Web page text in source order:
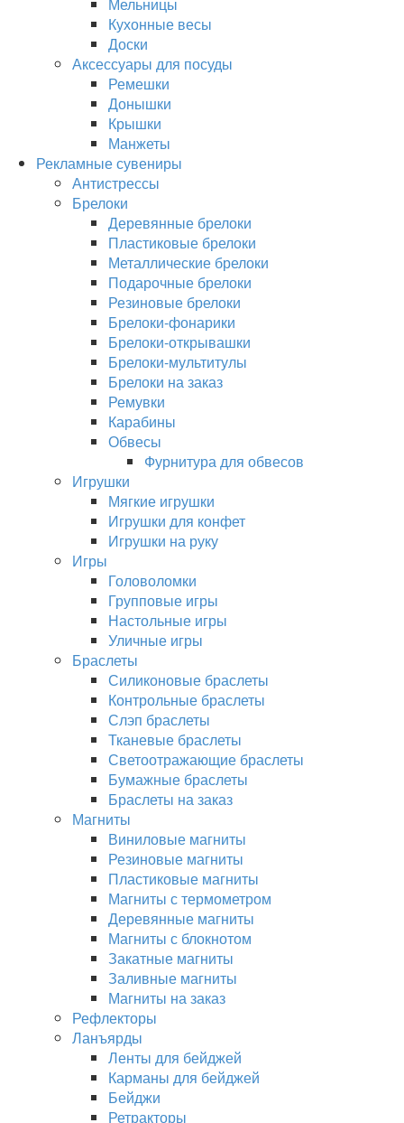
Кухонные весы
Доски
Аксессуары для посуды
Ремешки
Донышки
Крышки
Манжеты
Рекламные сувениры
Антистрессы
Брелоки
Деревянные брелоки
Пластиковые брелоки
Металлические брелоки
Подарочные брелоки
Резиновые брелоки
Брелоки-фонарики
Брелоки-открывашки
Брелоки-мультитулы
Брелоки на заказ
Ремувки
Карабины
Обвесы
Фурнитура для обвесов
Игрушки
Мягкие игрушки
Игрушки для конфет
Игрушки на руку
Игры
Головоломки
Групповые игры
Настольные игры
Уличные игры
Браслеты
Силиконовые браслеты
Контрольные браслеты
Слэп браслеты
Тканевые браслеты
Светоотражающие браслеты
Бумажные браслеты
Браслеты на заказ
Магниты
Виниловые магниты
Резиновые магниты
Пластиковые магниты
Магниты с термометром
Деревянные магниты
Магниты с блокнотом
Закатные магниты
Заливные магниты
Магниты на заказ
Рефлекторы
Ланъярды
Ленты для бейджей
Карманы для бейджей
Бейджи
Ретракторы